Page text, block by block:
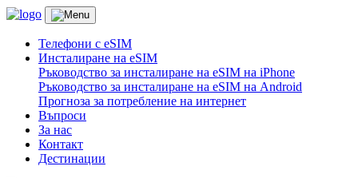
Телефони с eSIM
Инсталиране на eSIM
Ръководство за инсталиране на eSIM на iPhone
Ръководство за инсталиране на eSIM на Android
Прогноза за потребление на интернет
Въпроси
За нас
Контакт
Дестинации